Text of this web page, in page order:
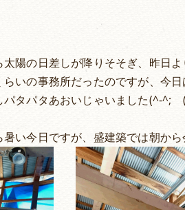
陽の日差しが降りそそぎ、昨日よ
いの事務所だったのですが、今
パタパタあおいじゃいました(^-^;
暑い今日ですが、盛建築では朝か